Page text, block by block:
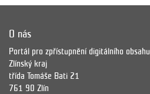
O nás
Portál pro zpřístupnění digitálního obsahu
Zlínský kraj
třída Tomáše Bati 21
761 90 Zlín